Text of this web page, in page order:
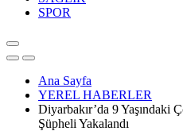
SPOR
Ana Sayfa
YEREL HABERLER
Diyarbakır’da 9 Yaşındaki
Şüpheli Yakalandı